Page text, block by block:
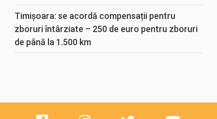
Timișoara: se acordă compensații pentru
zboruri întârziate – 250 de euro pentru zboruri
de până la 1.500 km